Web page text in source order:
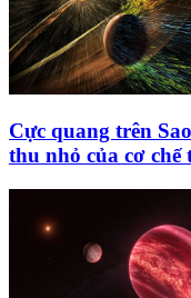
Cực quang trên
thu nhỏ của cơ